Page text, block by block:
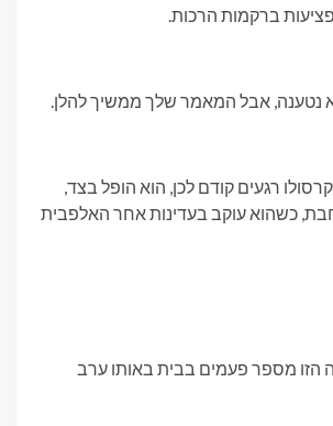
ברקמות הרכות.
נטענה, אבל המאמר שלך ממשיך להלן.
רגעים קודם לכן, הוא הופל בצד,
כשהוא עוקב בעדינות אחר האלפבית
הזו מספר פעמים בבית באותו ערב